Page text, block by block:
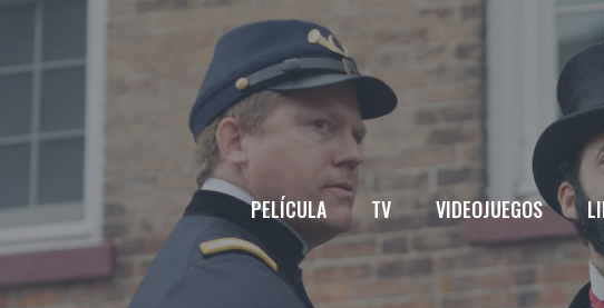
contenido
PELÍCULA TV VIDEOJUEGOS